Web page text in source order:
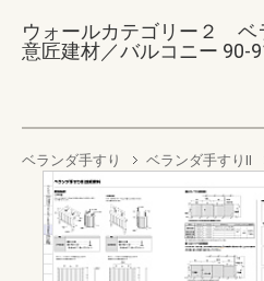
ウォールカテゴリー２ ベ
意匠建材／バルコニー 90-
ベランダ手すり ベランダ手すりII